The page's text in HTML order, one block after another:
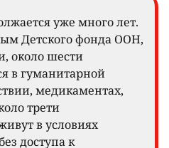
уже много лет.
Детского фонда ООН,
около шести
в гуманитарной
медикаментах,
трети
в условиях
доступа к